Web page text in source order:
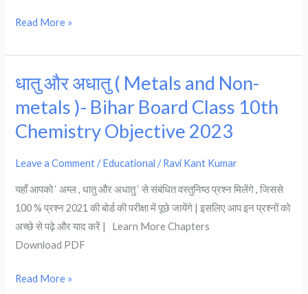
Bihar
Class
10th
Chemistry
Objective
2023
Read More »
धातु और अधातु ( Metals and Non-
metals )- Bihar Board Class 10th
Chemistry Objective 2023
Leave a Comment /Educational /Ravi Kant Kumar
यहाँ आपको ‘ अम्ल , धातु और अधातु ‘ से संबंधित वस्तुनिष्ठ प्रश्न मिलेंगे , जिससे
100 % प्रश्न 2021 की बोर्ड की परीक्षा में पूछे जायेंगे | इसलिए आप इन प्रश्नों को
अच्छे से पढ़े और याद करें | Learn More Chapters
Download PDF
धातु
अधातु
(
Non-
metals
)-
Bihar
Class
Read More »